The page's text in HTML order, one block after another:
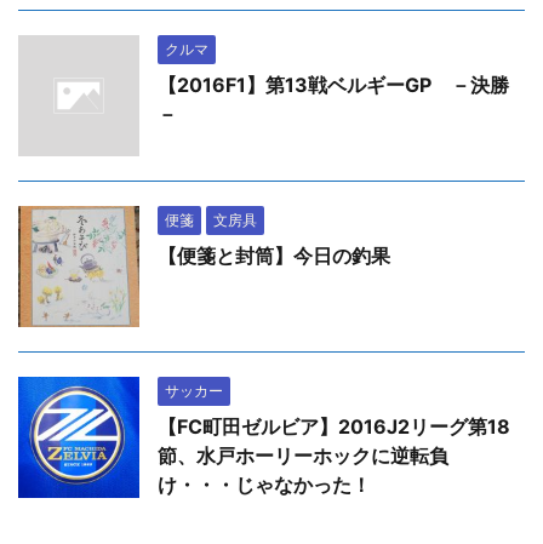
クルマ
【2016F1】第13戦ベルギーGP －決勝
－
便箋 文房具
【便箋と封筒】今日の釣果
サッカー
【FC町田ゼルビア】2016J2リーグ第18
節、水戸ホーリーホックに逆転負
け・・・じゃなかった！